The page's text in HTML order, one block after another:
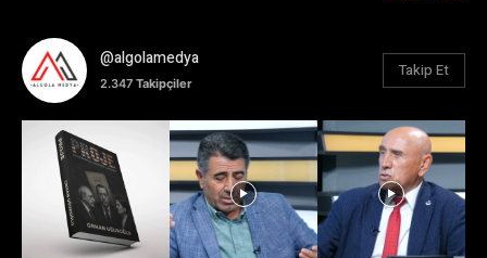
@algolamedya
2.347 Takipçiler
Takip Et